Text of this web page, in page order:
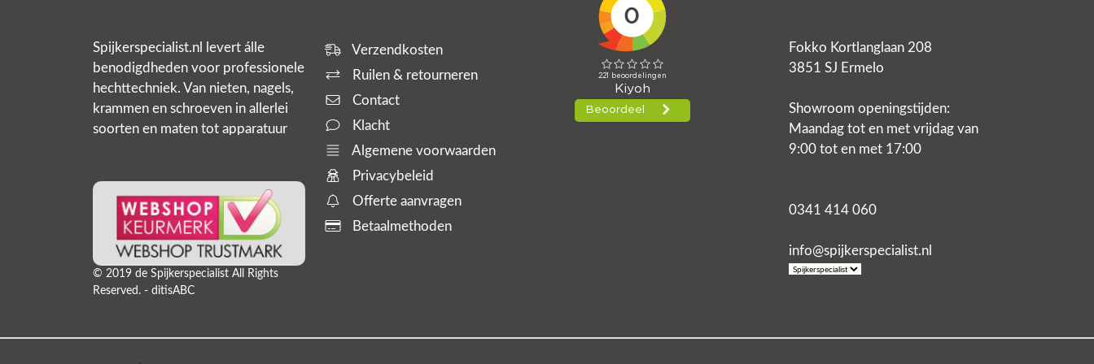
Spijkerspecialist.nl levert álle
benodigdheden voor professionele
hechttechniek. Van nieten, nagels,
krammen en schroeven in allerlei
soorten en maten tot apparatuur
producten,
© 2019 de Spijkerspecialist All Rights
Reserved. - ditisABC
Verzendkosten
Ruilen & retourneren
Contact
Klacht
Algemene voorwaarden
Privacybeleid
Offerte aanvragen
Betaalmethoden
Fokko Kortlanglaan 208
3851 SJ Ermelo
Showroom openingstijden:
Maandag tot en met vrijdag van
9:00 tot en met 17:00
0341 414 060
info@spijkerspecialist.nl